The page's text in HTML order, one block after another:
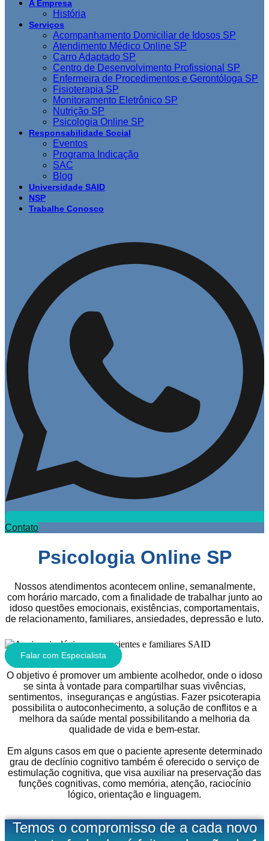
A Empresa
História
Serviços
Acompanhamento Domiciliar de Idosos SP
Atendimento Médico Online SP
Carro Adaptado SP
Centro de Desenvolvimento Profissional SP
Enfermeira de Procedimentos e Gerontóloga SP
Fisioterapia SP
Monitoramento Eletrônico SP
Nutrição SP
Psicologia Online SP
Responsabilidade Social
Eventos
Programa Indicação
SAC
Blog
Universidade SAID
NSP
Trabalhe Conosco
Contato
Psicologia Online SP
Nossos atendimentos acontecem online, semanalmente,
com horário marcado, com a finalidade de trabalhar junto ao
idoso questões emocionais, existências, comportamentais,
de relacionamento, familiares, ansiedades, depressão e luto.
Falar com Especialista
O objetivo é promover um ambiente acolhedor, onde o idoso
se sinta à vontade para compartilhar suas vivências,
sentimentos, inseguranças e angústias. Fazer psicoterapia
possibilita o autoconhecimento, a solução de conflitos e a
melhora da saúde mental possibilitando a melhoria da
qualidade de vida e bem-estar.
Em alguns casos em que o paciente apresente determinado
grau de declínio cognitivo também é oferecido o serviço de
estimulação cognitiva, que visa auxiliar na preservação das
funções cognitivas, como memória, atenção, raciocínio
lógico, orientação e linguagem.
Temos o compromisso de a cada novo